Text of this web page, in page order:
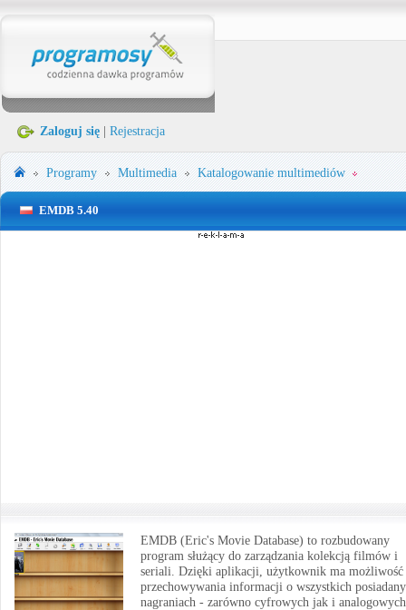
Zaloguj się Rejestracja
Programy Multimedia Katalogowanie multimediów
EMDB 5.40
EMDB (Eric's Movie Database) to rozbudowany
program służący do zarządzania kolekcją filmów i
seriali. Dzięki aplikacji, użytkownik ma możliwość
przechowywania informacji o wszystkich
nagraniach - zarówno cyfrowych jak i